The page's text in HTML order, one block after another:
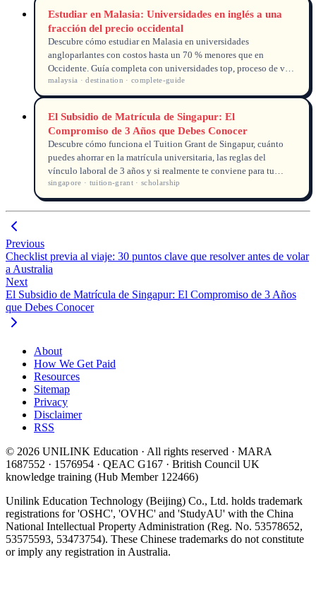
Estudiar en Malasia: Universidades en inglés a una
fracción del precio occidental
Descubre cómo estudiar en Malasia en universidades
angloparlantes con costos hasta un 70 % menores que en
Occidente. Guía completa con universidades top, proceso de visa
EMGS y comparativa de gastos.
malaysia · destination · complete-guide
El Subsidio de Matrícula de Singapur: El
Compromiso de 3 Años que Debes Conocer
Descubre cómo funciona el Tuition Grant de Singapur, cuánto
puedes ahorrar en la matrícula universitaria, las reglas del
vínculo laboral de 3 años y si realmente te conviene para tu
carrera profesional.
singapore · tuition-grant · scholarship
Previous
Checklist previa al viaje: 30 puntos clave que resolver antes de volar
a Australia
Next
El Subsidio de Matrícula de Singapur: El Compromiso de 3 Años
que Debes Conocer
About
How We Get Paid
Resources
Sitemap
Privacy
Disclaimer
RSS
© 2026 UNILINK Education · All rights reserved · MARA
1687552 · 1576954 · QEAC G167 · British Council UK
knowledge training (Hub Member 122466)
Unilink Education Technology (Beijing) Co., Ltd. holds trademark
registrations for 'OSHC', 'OVHC' and 'StudyAU' with the China
National Intellectual Property Administration (Reg. No. 53578652,
53575593, 53473754). These Chinese trademarks do not constitute
or imply any registration in Australia.